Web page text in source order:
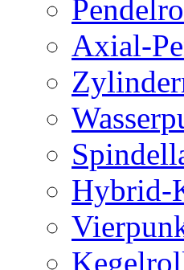
Axial-
Hybrid-